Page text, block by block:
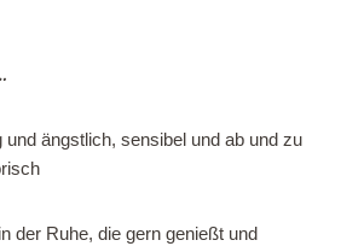
und ängstlich, sensibel und ab und zu
der Ruhe, die gern genießt und